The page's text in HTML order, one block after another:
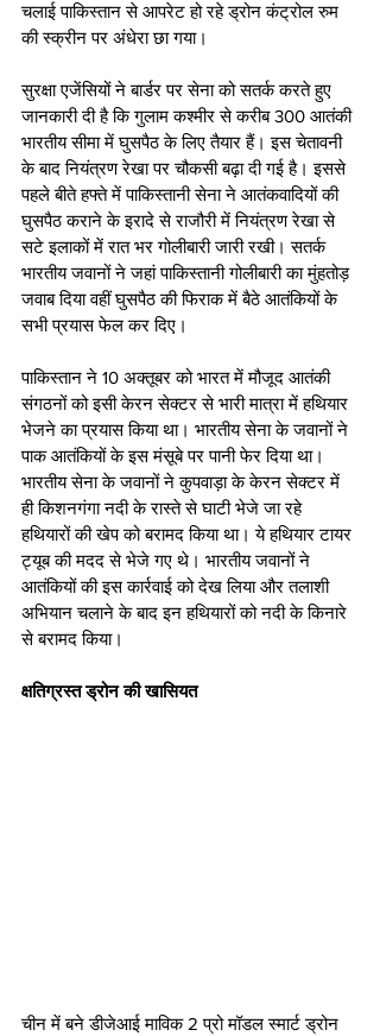
चलाई पाकिस्तान से आपरेट हो रहे ड्रोन कंट्रोल रुम
की स्क्रीन पर अंधेरा छा गया।
सुरक्षा एजेंसियों ने बार्डर पर सेना को सतर्क करते हुए
जानकारी दी है कि गुलाम कश्मीर से करीब 300 आतंकी
भारतीय सीमा में घुसपैठ के लिए तैयार हैं। इस चेतावनी
के बाद नियंत्रण रेखा पर चौकसी बढ़ा दी गई है। इससे
पहले बीते हफ्ते में पाकिस्तानी सेना ने आतंकवादियों की
घुसपैठ कराने के इरादे से राजौरी में नियंत्रण रेखा से
सटे इलाकों में रात भर गोलीबारी जारी रखी। सतर्क
भारतीय जवानों ने जहां पाकिस्तानी गोलीबारी का मुंहतोड़
जवाब दिया वहीं घुसपैठ की फिराक में बैठे आतंकियों के
सभी प्रयास फेल कर दिए।
पाकिस्तान ने 10 अक्तूबर को भारत में मौजूद आतंकी
संगठनों को इसी केरन सेक्टर से भारी मात्रा में हथियार
भेजने का प्रयास किया था। भारतीय सेना के जवानों ने
पाक आतंकियों के इस मंसूबे पर पानी फेर दिया था।
भारतीय सेना के जवानों ने कुपवाड़ा के केरन सेक्टर में
ही किशनगंगा नदी के रास्ते से घाटी भेजे जा रहे
हथियारों की खेप को बरामद किया था। ये हथियार टायर
ट्यूब की मदद से भेजे गए थे। भारतीय जवानों ने
आतंकियों की इस कार्रवाई को देख लिया और तलाशी
अभियान चलाने के बाद इन हथियारों को नदी के किनारे
से बरामद किया।
क्षतिग्रस्त ड्रोन की खासियत
चीन में बने डीजेआई माविक 2 प्रो मॉडल स्मार्ट ड्रोन